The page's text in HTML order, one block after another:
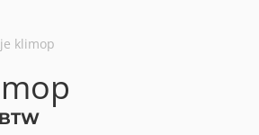
klimop